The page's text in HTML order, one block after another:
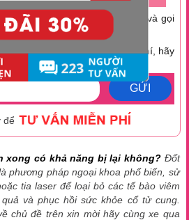
trò chuyện hãy nhấc máy lên và gọi
9288
tiền hoặc muốn tiết kiệm chi phí, hãy
GỬI
để
xong có khả năng bị lại không? Đốt
phương pháp ngoại khoa phổ biến, sử
tia laser để loại bỏ các tế bào viêm
và phục hồi sức khỏe cổ tử cung.
chủ đề trên xin mời hãy cùng xe qua